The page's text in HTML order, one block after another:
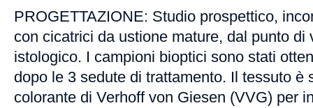
PROGETTAZIONE: Studio prospettico,
con cicatrici da ustione mature, dal punto di
istologico. I campioni bioptici sono stati
dopo le 3 sedute di trattamento. Il tessuto è
colorante di Verhoff von Giesen (VVG) per